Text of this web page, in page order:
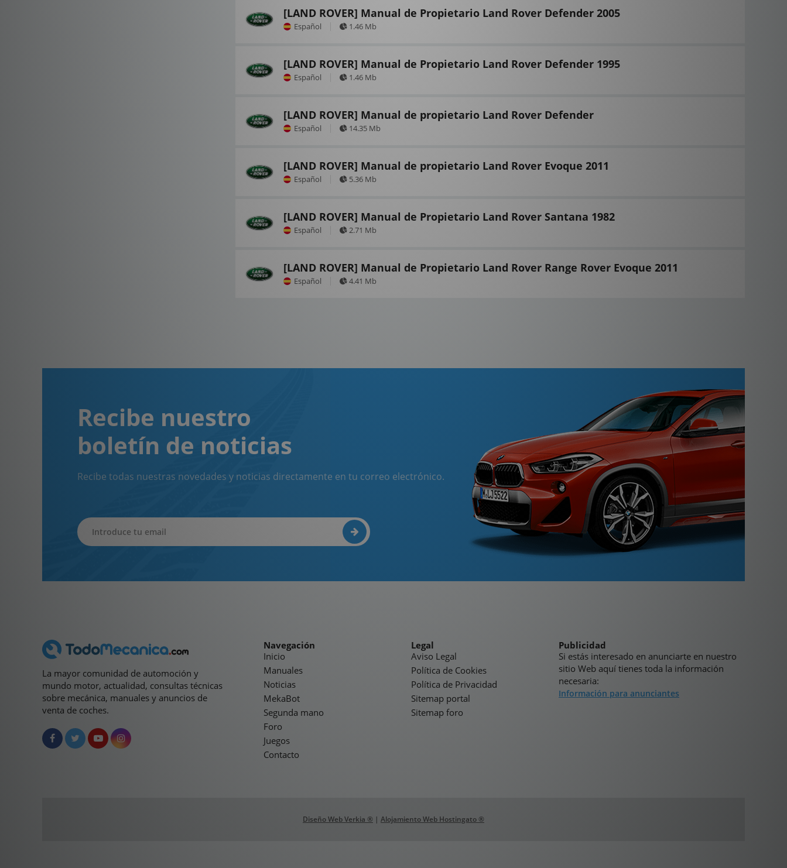
[LAND ROVER] Manual de Propietario Land Rover Defender 2005
Español 1.46 Mb
[LAND ROVER] Manual de Propietario Land Rover Defender 1995
Español 1.46 Mb
[LAND ROVER] Manual de propietario Land Rover Defender
Español 14.35 Mb
[LAND ROVER] Manual de propietario Land Rover Evoque 2011
Español 5.36 Mb
[LAND ROVER] Manual de Propietario Land Rover Santana 1982
Español 2.71 Mb
[LAND ROVER] Manual de Propietario Land Rover Range Rover Evoque 2011
Español 4.41 Mb
Recibe nuestro
boletín de noticias
Recibe todas nuestras novedades y noticias directamente en tu correo electrónico.
La mayor comunidad de automoción y
mundo motor, actualidad, consultas técnicas
sobre mecánica, manuales y anuncios de
venta de coches.
Navegación
Inicio
Manuales
Noticias
MekaBot
Segunda mano
Foro
Juegos
Contacto
Legal
Aviso Legal
Política de Cookies
Política de Privacidad
Sitemap portal
Sitemap foro
Publicidad
Si estás interesado en anunciarte en nuestro
sitio Web aquí tienes toda la información
necesaria:
Información para anunciantes
Diseño Web Verkia ® | Alojamiento Web Hostingato ®